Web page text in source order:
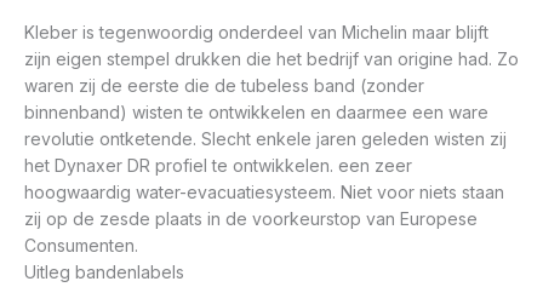
Kleber is tegenwoordig onderdeel van Michelin maar blijft
zijn eigen stempel drukken die het bedrijf van origine had. Zo
waren zij de eerste die de tubeless band (zonder
binnenband) wisten te ontwikkelen en daarmee een ware
revolutie ontketende. Slecht enkele jaren geleden wisten zij
het Dynaxer DR profiel te ontwikkelen. een zeer
hoogwaardig water-evacuatiesysteem. Niet voor niets staan
zij op de zesde plaats in de voorkeurstop van Europese
Consumenten.
Uitleg bandenlabels